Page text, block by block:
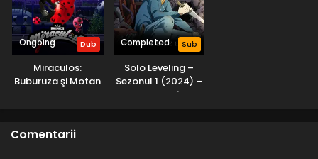
Ongoing Dub
Miraculos:
Buburuza şi Motan
Completed Sub
Solo Leveling –
Sezonul 1 (2024) –
Subtitrat în
Comentarii